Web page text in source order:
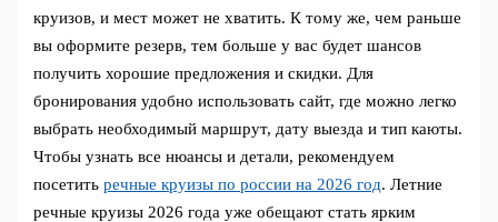
круизов, и мест может не хватить. К тому же, чем раньше
вы оформите резерв, тем больше у вас будет шансов
получить хорошие предложения и скидки. Для
бронирования удобно использовать сайт, где можно легко
выбрать необходимый маршрут, дату выезда и тип каюты.
Чтобы узнать все нюансы и детали, рекомендуем
посетитьречные круизы по россии на 2026 год. Летние
речные круизы 2026 года уже обещают стать ярким